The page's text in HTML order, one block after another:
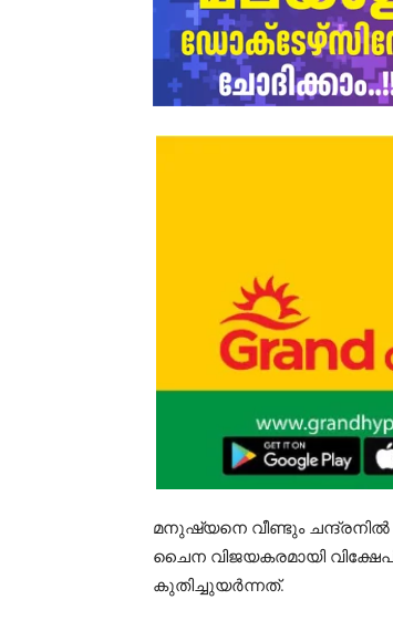
മനുഷ്യനെ വീണ്ടും
ചൈന വിജയകരമായി
കുതിച്ചുയർന്നത്.